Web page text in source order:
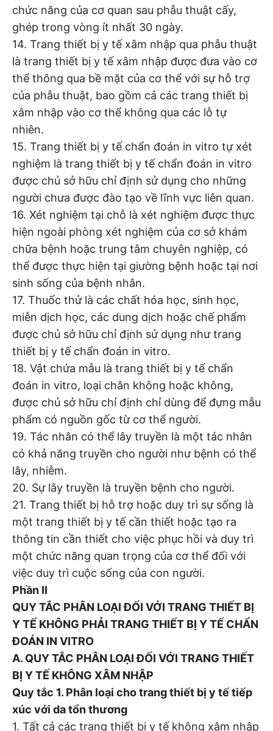
chức năng của cơ quan sau phẫu thuật cấy,
ghép trong vòng ít nhất 30 ngày.
14. Trang thiết bị y tế xâm nhập qua phẫu thuật
là trang thiết bị y tế xâm nhập được đưa vào cơ
thể thông qua bề mặt của cơ thể với sự hỗ trợ
của phẫu thuật, bao gồm cả các trang thiết bị
xâm nhập vào cơ thể không qua các lỗ tự
nhiên.
15. Trang thiết bị y tế chẩn đoán in vitro tự xét
nghiệm là trang thiết bị y tế chẩn đoán in vitro
được chủ sở hữu chỉ định sử dụng cho những
người chưa được đào tạo về lĩnh vực liên quan.
16. Xét nghiệm tại chỗ là xét nghiệm được thực
hiện ngoài phòng xét nghiệm của cơ sở khám
chữa bệnh hoặc trung tâm chuyên nghiệp, có
thể được thực hiện tại giường bệnh hoặc tại nơi
sinh sống của bệnh nhân.
17. Thuốc thử là các chất hóa học, sinh học,
miễn dịch học, các dung dịch hoặc chế phẩm
được chủ sở hữu chỉ định sử dụng như trang
thiết bị y tế chẩn đoán in vitro.
18. Vật chứa mẫu là trang thiết bị y tế chẩn
đoán in vitro, loại chân không hoặc không,
được chủ sở hữu chỉ định chỉ dùng để đựng mẫu
phẩm có nguồn gốc từ cơ thể người.
19. Tác nhân có thể lây truyền là một tác nhân
có khả năng truyền cho người như bệnh có thể
lây, nhiễm.
20. Sự lây truyền là truyền bệnh cho người.
21. Trang thiết bị hỗ trợ hoặc duy trì sự sống là
một trang thiết bị y tế cần thiết hoặc tạo ra
thông tin cần thiết cho việc phục hồi và duy trì
một chức năng quan trọng của cơ thể đối với
việc duy trì cuộc sống của con người.
Phần II
QUY TẮC PHÂN LOẠI ĐỐI VỚI TRANG THIẾT BỊ
Y TẾ KHÔNG PHẢI TRANG THIẾT BỊ Y TẾ CHẨN
ĐOÁN IN VITRO
A. QUY TẮC PHÂN LOẠI ĐỐI VỚI TRANG THIẾT
BỊ Y TẾ KHÔNG XÂM NHẬP
Quy tắc 1. Phân loại cho trang thiết bị y tế tiếp
xúc với da tổn thương
1. Tất cả các trang thiết bị y tế không xâm nhập